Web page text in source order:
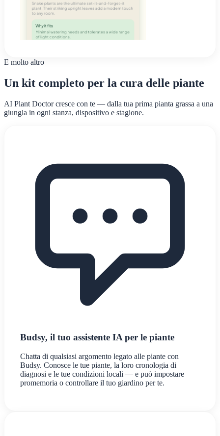
E molto altro
Un kit completo per la cura delle piante
AI Plant Doctor cresce con te — dalla tua prima pianta grassa a una
giungla in ogni stanza, dispositivo e stagione.
Budsy, il tuo assistente IA per le piante
Chatta di qualsiasi argomento legato alle piante con
Budsy. Conosce le tue piante, la loro cronologia di
diagnosi e le tue condizioni locali — e può impostare
promemoria o controllare il tuo giardino per te.